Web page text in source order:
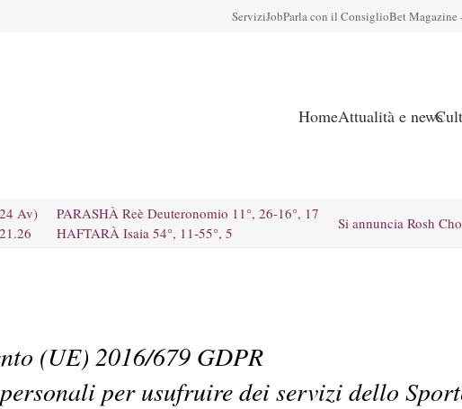
ServiziJobParla con il ConsiglioBet
HomeAttualità e news
Av)
PARASHÀ Reè Deuteronomio 11°, 26-16°, 17
HAFTARÀ Isaia 54°, 11-55°, 5
Si annuncia Rosh
(UE) 2016/679 GDPR
per usufruire dei servizi dello